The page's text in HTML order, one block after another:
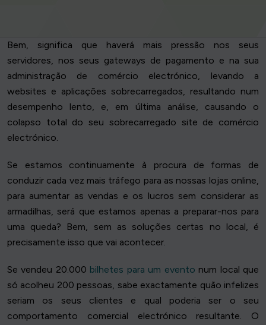
Bem, significa que haverá mais pressão nos seus
servidores, nos seus gateways de pagamento e na sua
administração de comércio electrónico, levando a
websites e aplicações sobrecarregados, resultando num
desempenho lento, e, em última análise, causando o
colapso total do seu sobrecarregado site de comércio
electrónico.
Se estamos continuamente à procura de formas de
conduzir cada vez mais tráfego para as nossas lojas online,
para aumentar as vendas e os lucros sem considerar as
armadilhas, será que estamos apenas a preparar-nos para
uma queda? Bem, sem as soluções certas no local, é
precisamente isso que vai acontecer.
Se vendeu 20.000 bilhetes para um evento num local que
só acolheu 200 pessoas, sabe exactamente quão infelizes
seriam os seus clientes e qual poderia ser o seu
comportamento comercial electrónico resultante. O